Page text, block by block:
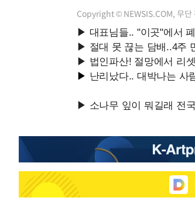
Copyright © NEWSIS.COM, 무단